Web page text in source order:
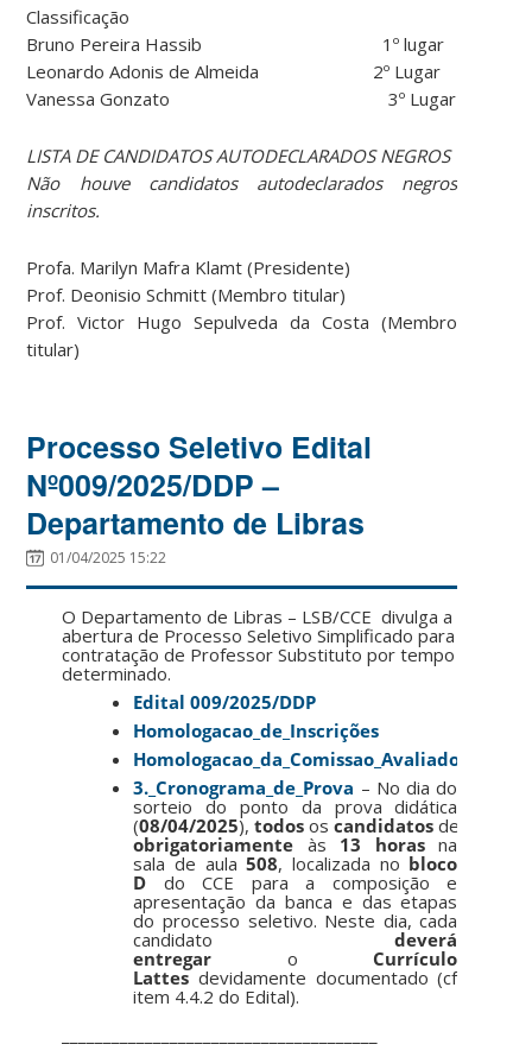
Classificação
Bruno Pereira Hassib 1º lugar
Leonardo Adonis de Almeida 2º Lugar
Vanessa Gonzato 3º Lugar
LISTA DE CANDIDATOS AUTODECLARADOS NEGROS
Não houve candidatos autodeclarados negros
inscritos.
Profa. Marilyn Mafra Klamt (Presidente)
Prof. Deonisio Schmitt (Membro titular)
Prof. Victor Hugo Sepulveda da Costa (Membro
titular)
Processo Seletivo Edital
Nº009/2025/DDP –
Departamento de Libras
01/04/2025 15:22
O Departamento de Libras – LSB/CCE divulga a
abertura de Processo Seletivo Simplificado para
contratação de Professor Substituto por tempo
determinado.
Edital 009/2025/DDP
Homologacao_de_Inscrições
Homologacao_da_Comissao_Avaliadora
3._Cronograma_de_Prova – No dia do
sorteio do ponto da prova didática
(08/04/2025),todos oscandidatos devem
obrigatoriamente às 13 horasna
sala de aula508, localizada no bloco
D do CCE para a composição e
apresentação da banca e das etapas
do processo seletivo. Neste dia, cada
candidatodeverá
entregar o Currículo
Lattesdevidamente documentado (cf
item 4.4.2 do Edital).